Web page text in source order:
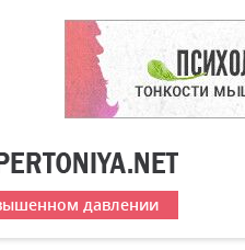
давлении